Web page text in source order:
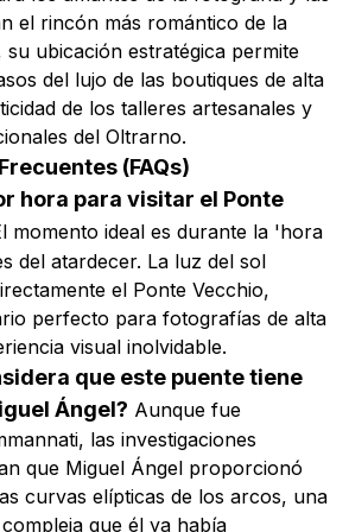
el rincón más romántico de la
su ubicación estratégica permite
del lujo de las boutiques de alta
de los talleres artesanales y
del Oltrarno.
(FAQs)
hora para visitar el Ponte
momento ideal es durante la 'hora
del atardecer. La luz del sol
el Ponte Vecchio,
perfecto para fotografías de alta
visual inolvidable.
que este puente tiene
Ángel? Aunque fue
las investigaciones
que Miguel Ángel proporcionó
curvas elípticas de los arcos, una
que él ya había